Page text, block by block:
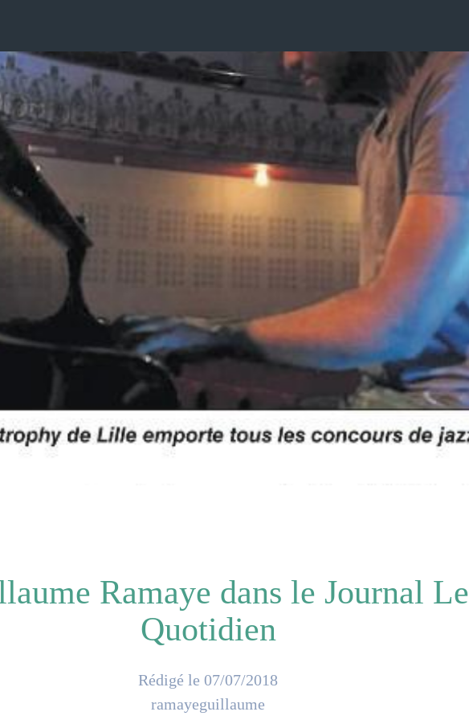
Ramaye dans le Journal Le
Quotidien
Rédigé le 07/07/2018
ramayeguillaume